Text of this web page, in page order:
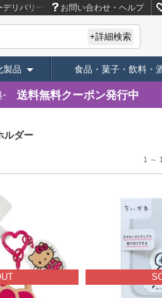
デリバリー】 お問い合わせ・ヘルプ
+詳細検索
製品 食品・菓子・飲料・
送料無料クーポン発行中
ルダー
1 ～